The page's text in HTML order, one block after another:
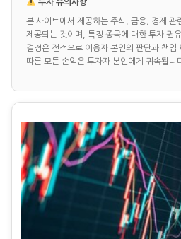
투자 유의사항
본 사이트에서 제공하는 주식, 금융, 경제 관
제공되는 것이며, 특정 종목에 대한 투자 권
결정은 전적으로 이용자 본인의 판단과 책임
따른 모든 손익은 투자자 본인에게 귀속됩니